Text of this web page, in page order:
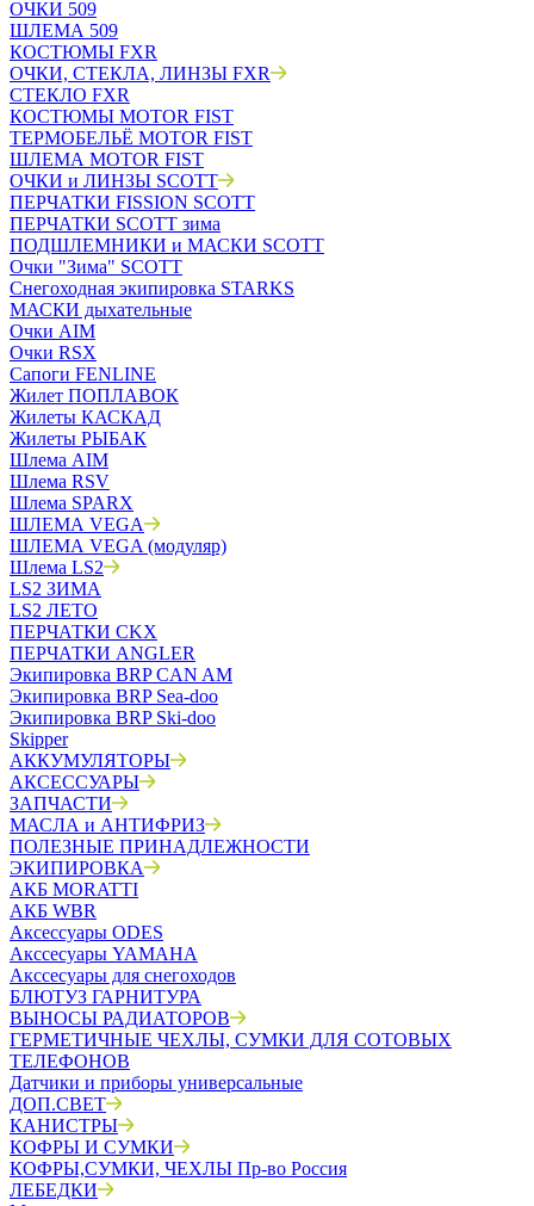
ОЧКИ 509
ШЛЕМА 509
КОСТЮМЫ FXR
ОЧКИ, СТЕКЛА, ЛИНЗЫ FXR
СТЕКЛО FXR
КОСТЮМЫ MOTOR FIST
ТЕРМОБЕЛЬЁ MOTOR FIST
ШЛЕМА MOTOR FIST
ОЧКИ и ЛИНЗЫ SCOTT
ПЕРЧАТКИ FISSION SCOTT
ПЕРЧАТКИ SCOTT зима
ПОДШЛЕМНИКИ и МАСКИ SCOTT
Очки "Зима" SCOTT
Снегоходная экипировка STARKS
МАСКИ дыхательные
Очки AIM
Очки RSX
Сапоги FENLINE
Жилет ПОПЛАВОК
Жилеты КАСКАД
Жилеты РЫБАК
Шлема AIM
Шлема RSV
Шлема SPARX
ШЛЕМА VEGA
ШЛЕМА VEGA (модуляр)
Шлема LS2
LS2 ЗИМА
LS2 ЛЕТО
ПЕРЧАТКИ CKX
ПЕРЧАТКИ ANGLER
Экипировка BRP CAN AM
Экипировка BRP Sea-doo
Экипировка BRP Ski-doo
Skipper
АККУМУЛЯТОРЫ
АКСЕССУАРЫ
ЗАПЧАСТИ
МАСЛА и АНТИФРИЗ
ПОЛЕЗНЫЕ ПРИНАДЛЕЖНОСТИ
ЭКИПИРОВКА
АКБ MORATTI
АКБ WBR
Аксессуары ODES
Акссесуары YAMAHA
Акссесуары для снегоходов
БЛЮТУЗ ГАРНИТУРА
ВЫНОСЫ РАДИАТОРОВ
ГЕРМЕТИЧНЫЕ ЧЕХЛЫ, СУМКИ ДЛЯ СОТОВЫХ
ТЕЛЕФОНОВ
Датчики и приборы универсальные
ДОП.СВЕТ
КАНИСТРЫ
КОФРЫ И СУМКИ
КОФРЫ,СУМКИ, ЧЕХЛЫ Пр-во Россия
ЛЕБЕДКИ